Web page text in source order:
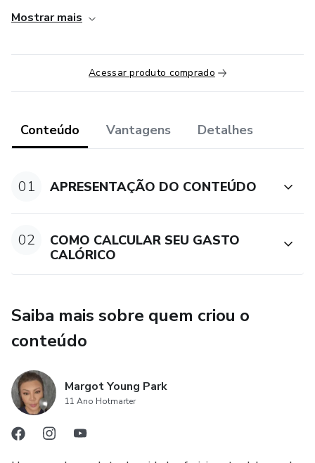
Mostrar mais
Acessar produto comprado
Conteúdo Vantagens Detalhes
01 APRESENTAÇÃO DO CONTEÚDO
02
COMO CALCULAR SEU GASTO
CALÓRICO
Saiba mais sobre quem criou o
conteúdo
Margot Young Park
11 Ano Hotmarter